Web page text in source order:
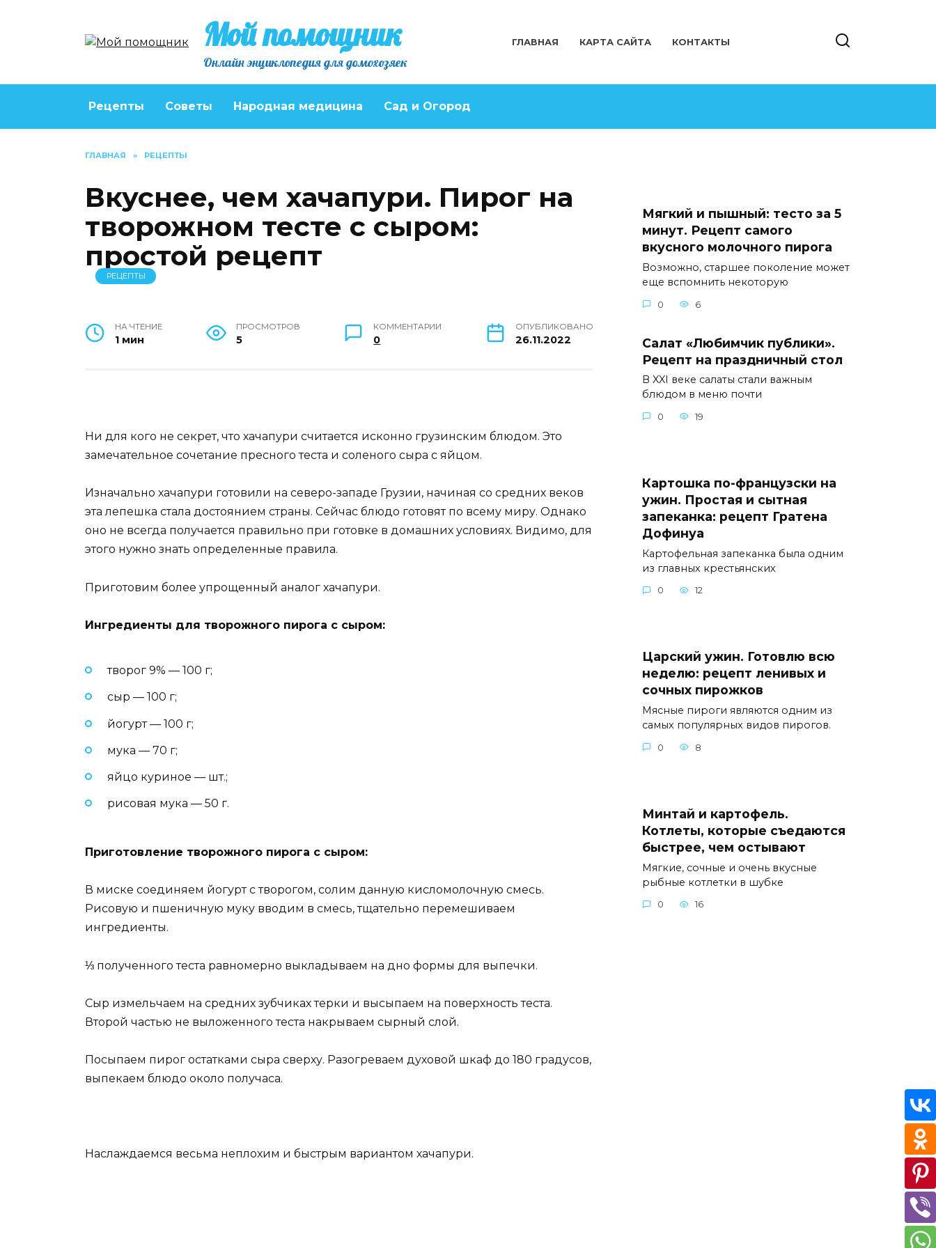
Мой помощник
Онлайн энциклопедия для домохозяек
ГЛАВНАЯ КАРТА САЙТА КОНТАКТЫ
Рецепты Советы Народная медицина Сад и Огород
ГЛАВНАЯ » РЕЦЕПТЫ
Вкуснее, чем хачапури. Пирог на
творожном тесте с сыром:
простой рецепт
РЕЦЕПТЫ
НА ЧТЕНИЕ
1 мин
ПРОСМОТРОВ
5
КОММЕНТАРИИ
0
ОПУБЛИКОВАНО
26.11.2022
Ни для кого не секрет, что хачапури считается исконно грузинским блюдом. Это
замечательное сочетание пресного теста и соленого сыра с яйцом.
Изначально хачапури готовили на северо-западе Грузии, начиная со средних веков
эта лепешка стала достоянием страны. Сейчас блюдо готовят по всему миру. Однако
оно не всегда получается правильно при готовке в домашних условиях. Видимо, для
этого нужно знать определенные правила.
Приготовим более упрощенный аналог хачапури.
Ингредиенты для творожного пирога с сыром:
творог 9% — 100 г;
сыр — 100 г;
йогурт — 100 г;
мука — 70 г;
яйцо куриное — шт.;
рисовая мука — 50 г.
Приготовление творожного пирога с сыром:
В миске соединяем йогурт с творогом, солим данную кисломолочную смесь.
Рисовую и пшеничную муку вводим в смесь, тщательно перемешиваем
ингредиенты.
⅓ полученного теста равномерно выкладываем на дно формы для выпечки.
Сыр измельчаем на средних зубчиках терки и высыпаем на поверхность теста.
Второй частью не выложенного теста накрываем сырный слой.
Посыпаем пирог остатками сыра сверху. Разогреваем духовой шкаф до 180 градусов,
выпекаем блюдо около получаса.
Наслаждаемся весьма неплохим и быстрым вариантом хачапури.
Мягкий и пышный: тесто за 5
минут. Рецепт самого
вкусного молочного пирога
Возможно, старшее поколение может
еще вспомнить некоторую
0 6
Салат «Любимчик публики».
Рецепт на праздничный стол
В XXI веке салаты стали важным
блюдом в меню почти
0 19
Картошка по-французски на
ужин. Простая и сытная
запеканка: рецепт Гратена
Дофинуа
Картофельная запеканка была одним
из главных крестьянских
0 12
Царский ужин. Готовлю всю
неделю: рецепт ленивых и
сочных пирожков
Мясные пироги являются одним из
самых популярных видов пирогов.
0 8
Минтай и картофель.
Котлеты, которые съедаются
быстрее, чем остывают
Мягкие, сочные и очень вкусные
рыбные котлетки в шубке
0 16